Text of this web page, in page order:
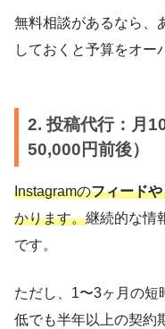
無料相談があるなら、
しておくと予算をオー
2. 投稿代行：月
50,000円前後）
Instagramのフィード
かります。継続的な情
です。
ただし、1〜3ヶ月の短
低でも半年以上の契約